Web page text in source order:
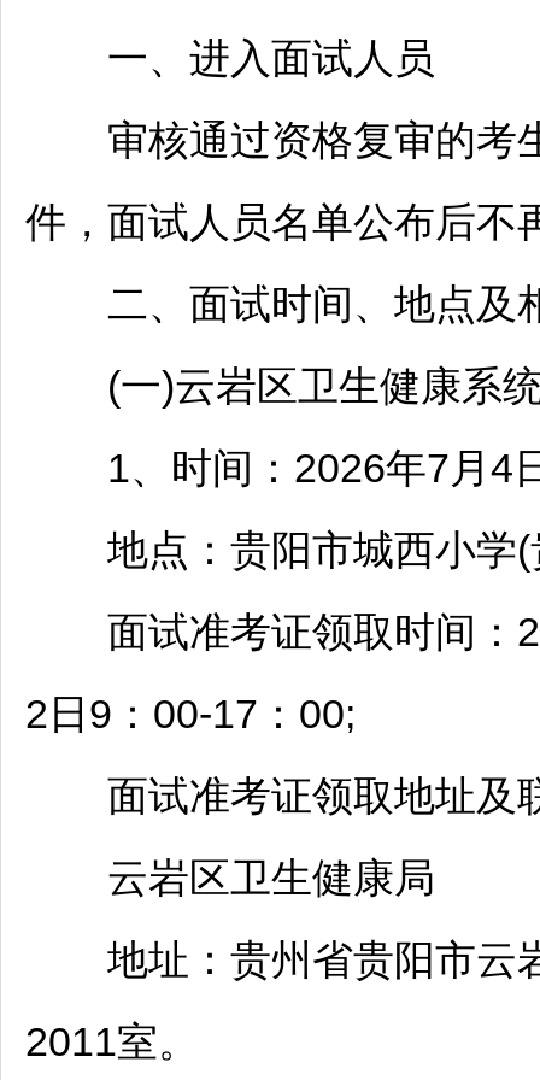
一、进入面试人员
审核通过资格复审的考
件，面试人员名单公布后不
二、面试时间、地点及
(一)云岩区卫生健康系
1、时间：2026年7月4
地点： 贵阳市城西小学(
面试准考证领取时间：
2日9：00-17：00;
面试准考证领取地址及
云岩区卫生健康局
地址：贵州省贵阳市云
2011室。